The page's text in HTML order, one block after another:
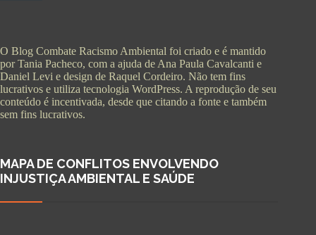
O Blog Combate Racismo Ambiental foi criado e é mantido
por Tania Pacheco, com a ajuda de Ana Paula Cavalcanti e
Daniel Levi e design de Raquel Cordeiro. Não tem fins
lucrativos e utiliza tecnologia WordPress. A reprodução de seu
conteúdo é incentivada, desde que citando a fonte e também
sem fins lucrativos.
MAPA DE CONFLITOS ENVOLVENDO
INJUSTIÇA AMBIENTAL E SAÚDE